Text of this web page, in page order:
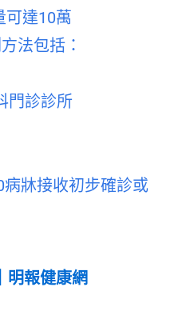
可達10萬
法包括：
門診診所
牀接收初步確診或
明報健康網